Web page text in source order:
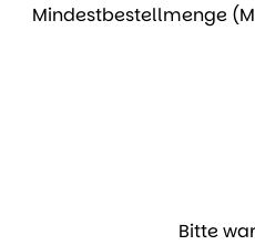
Mindestbestellmenge
Bitte